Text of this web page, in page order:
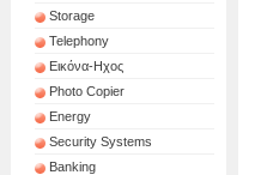
Storage
Telephony
Εικόνα-Ηχος
Photo Copier
Energy
Security Systems
Banking